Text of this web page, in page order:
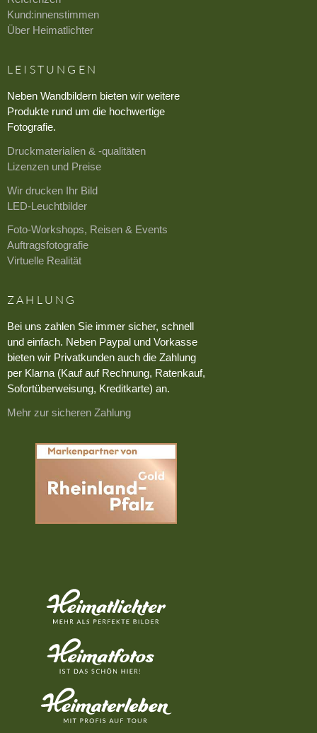
Kund:innenstimmen
Über Heimatlichter
LEISTUNGEN
Neben Wandbildern bieten wir weitere
Produkte rund um die hochwertige
Fotografie.
Druckmaterialien & -qualitäten
Lizenzen und Preise
Wir drucken Ihr Bild
LED-Leuchtbilder
Foto-Workshops, Reisen & Events
Auftragsfotografie
Virtuelle Realität
ZAHLUNG
Bei uns zahlen Sie immer sicher, schnell
und einfach. Neben Paypal und Vorkasse
bieten wir Privatkunden auch die Zahlung
per Klarna (Kauf auf Rechnung, Ratenkauf,
Sofortüberweisung, Kreditkarte) an.
Mehr zur sicheren Zahlung